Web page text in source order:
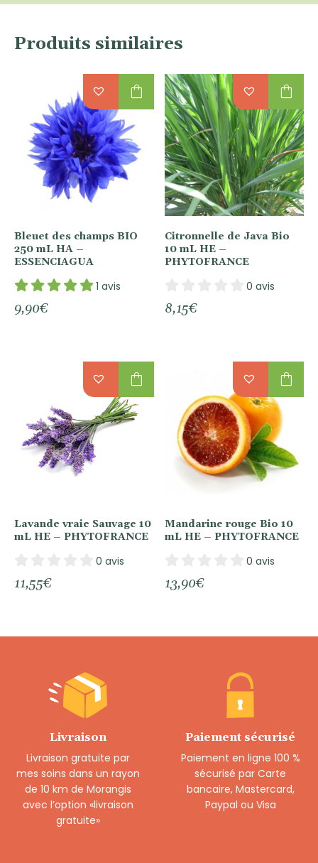
Produits similaires
Bleuet des champs BIO
250 mL HA –
ESSENCIAGUA
1 avis
9,90€
shopping_bag
Citronnelle de Java Bio
10 mL HE –
PHYTOFRANCE
0 avis
8,15€
shopping_bag
Lavande vraie Sauvage 10
mL HE – PHYTOFRANCE
0 avis
11,55€
shopping_bag
Mandarine rouge Bio 10
mL HE – PHYTOFRANCE
0 avis
13,90€
shopping_bag
Livraison
Livraison gratuite par
mes soins dans un rayon
de 10 km de Morangis
avec l’option «livraison
gratuite»
Paiement sécurisé
Paiement en ligne 100 %
sécurisé par Carte
bancaire, Mastercard,
Paypal ou Visa